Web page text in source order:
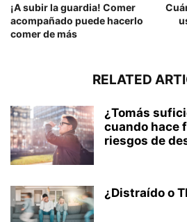
¡A subir la guardia! Comer
acompañado puede hacerlo
comer de más
RELATED
¿Tomás
cuando hace
riesgos de
¿Distraído o